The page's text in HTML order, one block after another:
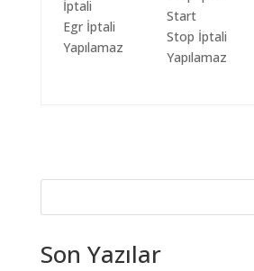
Egr İptali
Yapılamaz
Start
Stop İptali
Yapılamaz
Son Yazılar